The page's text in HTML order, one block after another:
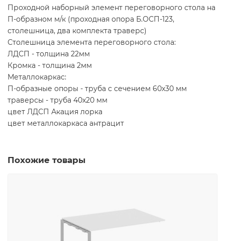
Проходной наборный элемент переговорного стола на
П-образном м/к (проходная опора Б.ОСП-123,
столешница, два комплекта траверс)
Столешница элемента переговорного стола:
ЛДСП - толщина 22мм
Кромка - толщина 2мм
Металлокаркас:
П-образные опоры - труба с сечением 60х30 мм
траверсы - труба 40х20 мм
цвет ЛДСП Акация лорка
цвет металлокаркаса антрацит
Похожие товары